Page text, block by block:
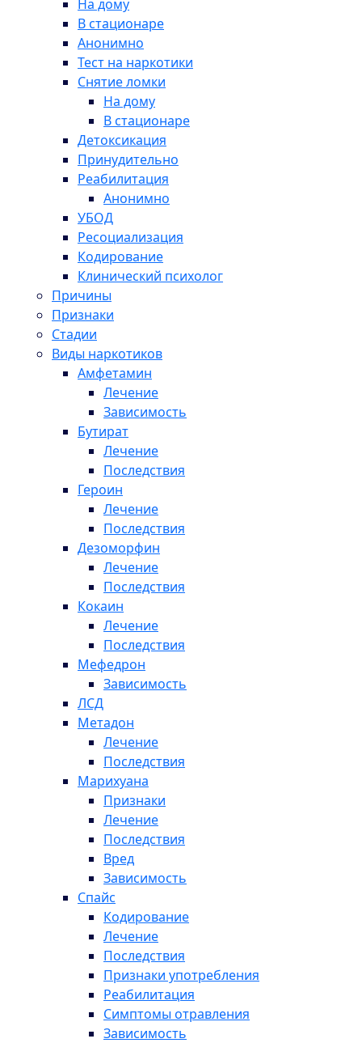
На дому
В стационаре
Анонимно
Тест на наркотики
Снятие ломки
На дому
В стационаре
Детоксикация
Принудительно
Реабилитация
Анонимно
УБОД
Ресоциализация
Кодирование
Клинический психолог
Причины
Признаки
Стадии
Виды наркотиков
Амфетамин
Лечение
Зависимость
Бутират
Лечение
Последствия
Героин
Лечение
Последствия
Дезоморфин
Лечение
Последствия
Кокаин
Лечение
Последствия
Мефедрон
Зависимость
ЛСД
Метадон
Лечение
Последствия
Марихуана
Признаки
Лечение
Последствия
Вред
Зависимость
Спайс
Кодирование
Лечение
Последствия
Признаки употребления
Реабилитация
Симптомы отравления
Зависимость